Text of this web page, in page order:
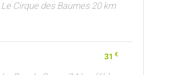
Le Cirque des Baumes 20 km
31 €